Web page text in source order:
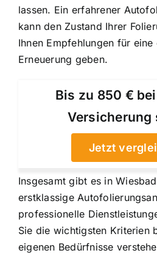
lassen. Ein erfahrener
kann den Zustand Ihrer
Ihnen Empfehlungen für eine
Erneuerung geben.
Bis zu 850 €
Versicherung
Jetzt
Insgesamt gibt es in
erstklassige
professionelle
Sie die wichtigsten Kriterien
eigenen Bedürfnisse